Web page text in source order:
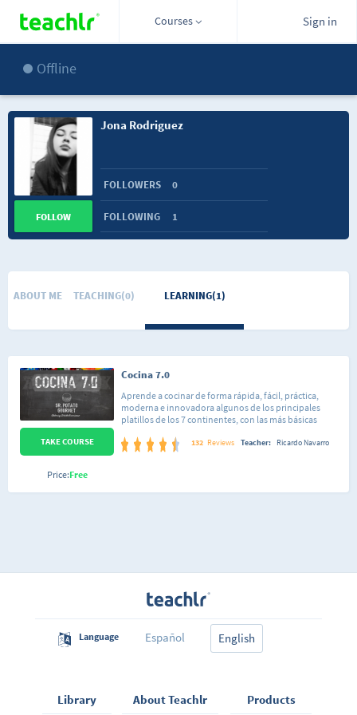
Courses Sign in
Offline
Jona Rodriguez
FOLLOWERS 0
FOLLOWING 1
FOLLOW
ABOUT ME TEACHING(0) LEARNING(1)
Cocina 7.0
Aprende a cocinar de forma rápida, fácil, práctica,
moderna e innovadora algunos de los principales
platillos de los 7 continentes, con las más básicas
reunión gourmet en tu casa. Con este curso
aprenderás a hacer arepas, sandwiches,
mundo, combinados de una forma muy creativa para
132 Reviews Teacher: Ricardo Navarro
TAKE COURSE
Price:Free
Language Español English
Library About Teachlr Products